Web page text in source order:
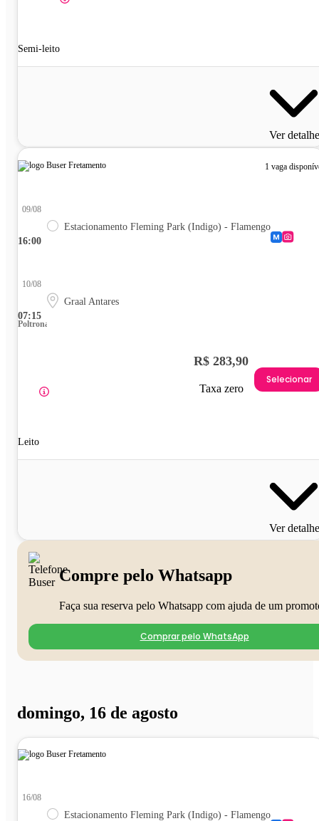
Semi-leito
Ver
1 vaga
16:00
09/08
Estacionamento Fleming Park (Indigo) - Flamengo
07:15
10/08
Graal Antares
Poltrona
Leito
R$ 283,90
Taxa zero
Selecionar
Ver
Compre pelo Whatsapp
Faça sua reserva pelo Whatsapp com ajuda de um
Comprar pelo WhatsApp
domingo, 16 de agosto
16/08
Estacionamento Fleming Park (Indigo) - Flamengo